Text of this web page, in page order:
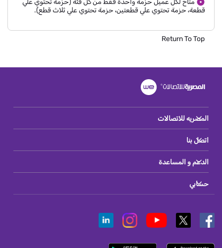
قطعة، حزمة تحتوي علي قطعتين، حزمة تحتوي علي ثلاث قطع).
Return To Top
المصريه للاتصالات
اتصل بنا
الدعم و المساعدة
حسابي